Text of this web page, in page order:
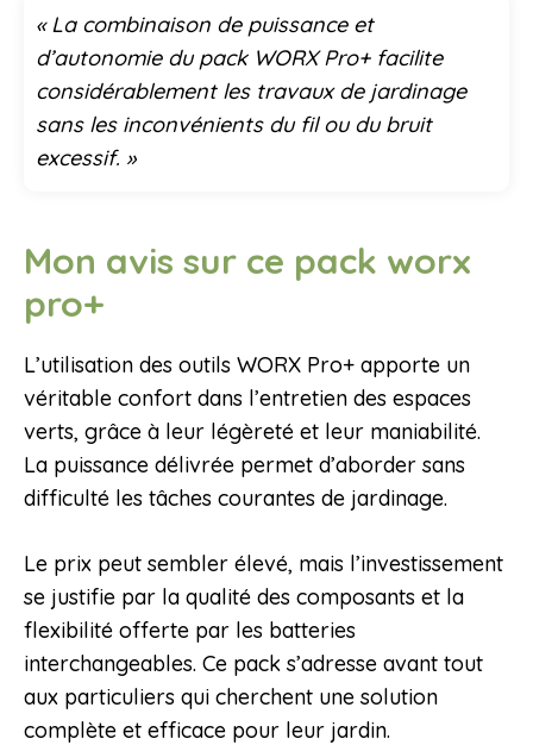
« La combinaison de puissance et
d’autonomie du pack WORX Pro+ facilite
considérablement les travaux de jardinage
sans les inconvénients du fil ou du bruit
excessif. »
Mon avis sur ce pack worx
pro+
L’utilisation des outils WORX Pro+ apporte un
véritable confort dans l’entretien des espaces
verts, grâce à leur légèreté et leur maniabilité.
La puissance délivrée permet d’aborder sans
difficulté les tâches courantes de jardinage.
Le prix peut sembler élevé, mais l’investissement
se justifie par la qualité des composants et la
flexibilité offerte par les batteries
interchangeables. Ce pack s’adresse avant tout
aux particuliers qui cherchent une solution
complète et efficace pour leur jardin.